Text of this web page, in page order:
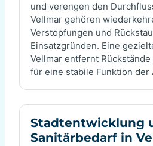
und verengen den
Vellmar gehören
Verstopfungen und
Einsatzgründen. Eine
Vellmar entfernt
für eine stabile Funktion der
Stadtentwicklung
Sanitärbedarf in